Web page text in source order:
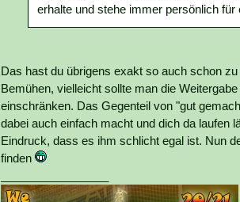
erhalte und stehe immer persönlich für
Das hast du übrigens exakt so auch schon
Bemühen, vielleicht sollte man die
einschränken. Das Gegenteil von "gut
dabei auch einfach macht und dich da laufen
Eindruck, dass es ihm schlicht egal ist. Nun
finden